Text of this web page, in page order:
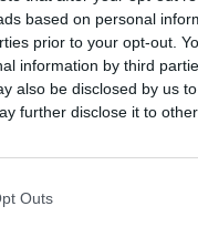
based on personal
prior to your opt-out.
information by third
also be disclosed by us
further disclose it to
Outs
Bemutatkozás: Magas
ékszerek, néprajzi